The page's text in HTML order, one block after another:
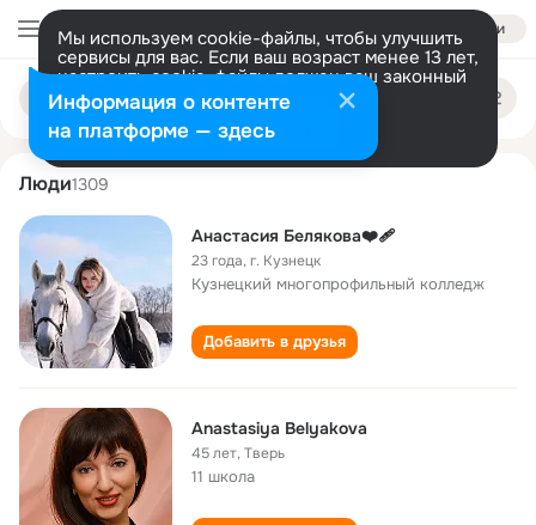
Войти
Мы используем cookie-файлы, чтобы улучшить
сервисы для вас. Если ваш возраст менее 13 лет,
настроить cookie-файлы должен ваш законный
представитель. Больше информации
Разрешить все Настроить
Поиск
людям
anastasiya belyakova
Люди1309
Анастасия Белякова❤️‍🩹
23 года,г. Кузнецк
Кузнецкий многопрофильный колледж
Добавить в друзья
Anastasiya Belyakova
45 лет,Тверь
11 школа
Информация о контенте
на платформе — здесь